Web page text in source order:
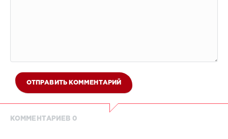
ОТПРАВИТЬ КОММЕНТАРИЙ
КОММЕНТАРИЕВ 0